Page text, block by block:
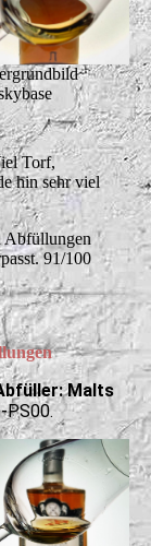
Torf,
hin sehr viel
Abfüllungen
91/100
Malts
PS00.